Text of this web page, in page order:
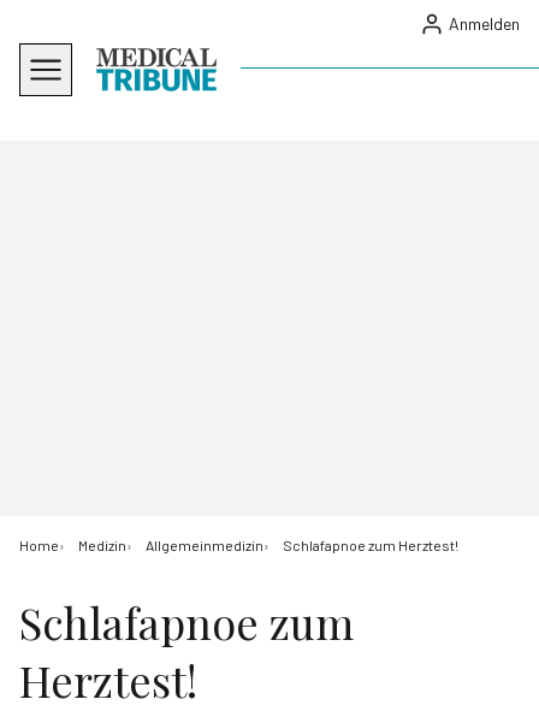
Anmelden
Home Medizin Allgemeinmedizin Schlafapnoe zum Herztest!
Schlafapnoe zum
Herztest!